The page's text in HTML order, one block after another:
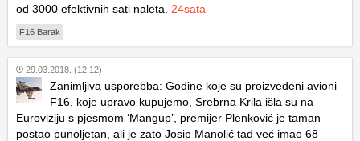
od 3000 efektivnih sati naleta. 24sata
F16 Barak
29.03.2018. (12:12)
Zanimljiva usporebba: Godine koje su proizvedeni avioni
F16, koje upravo kupujemo, Srebrna Krila išla su na
Euroviziju s pjesmom ‘Mangup’, premijer Plenković je taman
postao punoljetan, ali je zato Josip Manolić tad već imao 68